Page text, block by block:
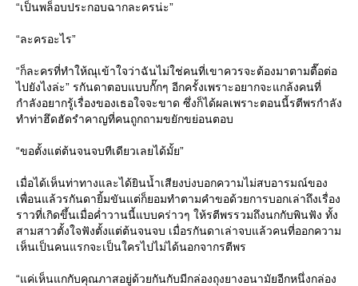
“เป็นพล็อบประกอบฉากละครน่ะ”
“ละครอะไร”
“ก็ละครที่ทำให้ณุเข้าใจว่าฉันไม่ใช่คนที่เขาควรจะต้องมาตามตื๊อต่อ
ไปยังไงล่ะ” รกันดาตอบแบบกั๊กๆ อีกครั้งเพราะอยากจะแกล้งคนที่
กำลังอยากรู้เรื่องของเธอใจจะขาด ซึ่งก็ได้ผลเพราะตอนนี้รตีพรกำลัง
ทำท่าฮึดฮัดรำคาญที่คนถูกถามขยักขย่อนตอบ
“ขอตั้งแต่ต้นจนจบทีเดียวเลยได้มั้ย”
เมื่อได้เห็นท่าทางและได้ยินน้ำเสียงบ่งบอกความไม่สบอารมณ์ของ
เพื่อนแล้วรกันดายิ้มขันแต่ก็ยอมทำตามคำขอด้วยการบอกเล่าถึงเรื่อง
ราวที่เกิดขึ้นเมื่อค่ำวานนี้แบบคร่าวๆ ให้รตีพรรวมถึงนกกับพินฟัง ทั้ง
สามสาวตั้งใจฟังตั้งแต่ต้นจนจบ เมื่อรกันดาเล่าจบแล้วคนที่ออกความ
เห็นเป็นคนแรกจะเป็นใครไปไม่ได้นอกจากรตีพร
“แค่เห็นแกกับคุณภาสอยู่ด้วยกันกับมีกล่องถุงยางอนามัยอีกหนึ่งกล่อง